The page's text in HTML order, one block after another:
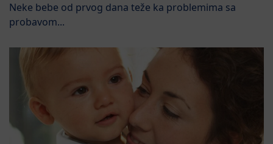
Neke bebe od prvog dana teže ka problemima sa
probavom...